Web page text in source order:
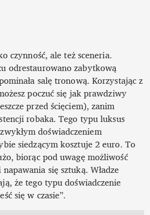
czynność, ale też sceneria.
odrestaurowano zabytkową
salę tronową. Korzystając z
poczuć się jak prawdziwy
przed ścięciem), zanim
robaka. Tego typu luksus
doświadczeniem
siedzącym kosztuje 2 euro. To
biorąc pod uwagę możliwość
się sztuką. Władze
że tego typu doświadczenie
się w czasie”.